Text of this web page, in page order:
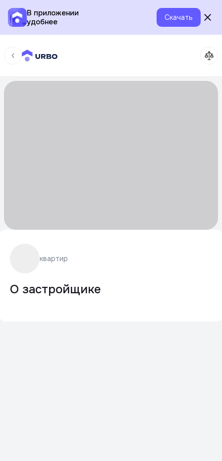
В приложении
удобнее
Скачать
квартир
О застройщике